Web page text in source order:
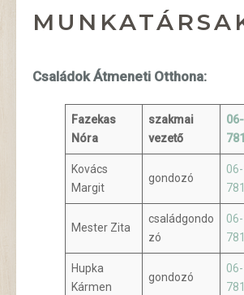
Családok Átmeneti Otthona:
Fazekas
Nóra
szakmai
vezető
Kovács
Margit
gondozó
Mester Zita
családgondo
zó
Hupka
Kármen
gondozó